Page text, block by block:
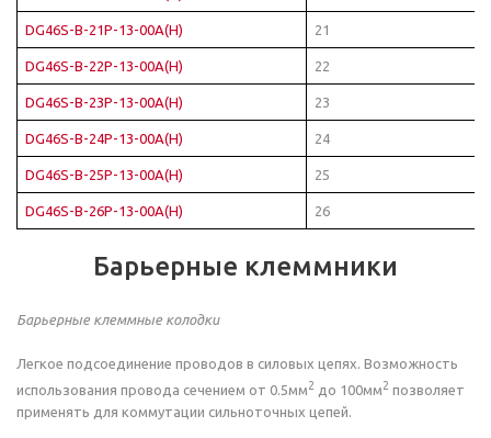
DG46S-B-21P-13-00A(H) 21
DG46S-B-22P-13-00A(H) 22
DG46S-B-23P-13-00A(H) 23
DG46S-B-24P-13-00A(H) 24
DG46S-B-25P-13-00A(H) 25
DG46S-B-26P-13-00A(H) 26
Барьерные клеммники
Барьерные клеммные колодки
Легкое подсоединение проводов в силовых цепях. Возможность
использования провода сечением от 0.5мм2 до 100мм2 позволяет
применять для коммутации сильноточных цепей.